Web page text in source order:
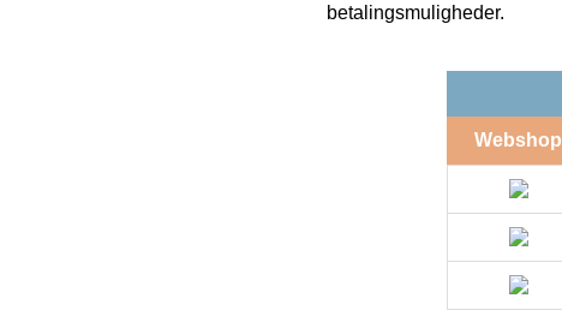
betalingsmuligheder.
Webshop